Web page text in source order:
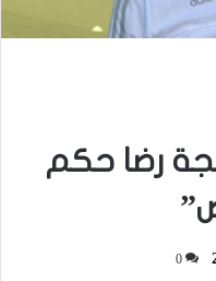
رضا حكم
0